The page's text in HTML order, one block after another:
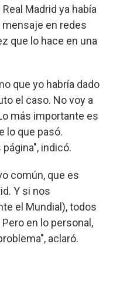
Madrid ya había
en redes
que lo hace en una
que yo habría dado
el caso. No voy a
más importante es
lo que pasó.
indicó.
común, que es
Y si nos
el Mundial), todos
en lo personal,
aclaró.